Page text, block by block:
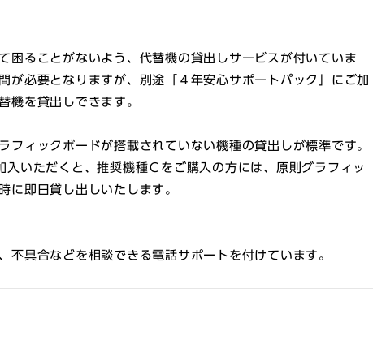
困ることがないよう、代替機の貸出しサービスが付いていま
が必要となりますが、別途「４年安心サポートパック」にご加
機を貸出しできます。
フィックボードが搭載されていない機種の貸出しが標準です。
入いただくと、推奨機種Ｃをご購入の方には、原則グラフィッ
に即日貸し出しいたします。
不具合などを相談できる電話サポートを付けています。